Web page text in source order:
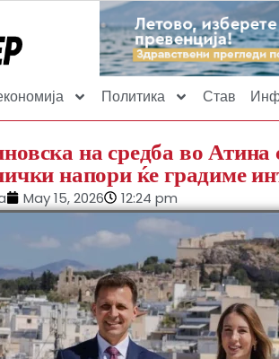
Политика Став
на средба во Атина
напори ќе градиме
May 15, 2026 12:24 pm